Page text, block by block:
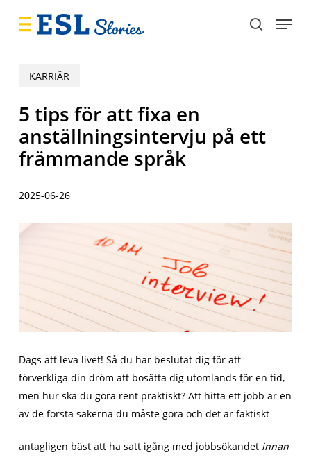
search
Menu
KARRIÄR
5 tips för att fixa en
anställningsintervju på ett
främmande språk
2025-06-26
Dags att leva livet! Så du har beslutat dig för att
förverkliga din dröm att bosätta dig utomlands för en tid,
men hur ska du göra rent praktiskt? Att hitta ett jobb är en
av de första sakerna du måste göra och det är faktiskt
antagligen bäst att ha satt igång med jobbsökandet innan